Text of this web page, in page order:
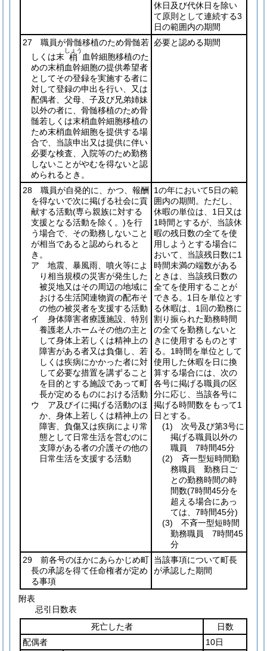
休日及び代休日を除い
て原則として連続する3
日の範囲内の期間
27 職員が骨髄移植のため骨髄若
しくは末 梢
しょう
血幹細胞移植のた
めの末梢血幹細胞の提供希望者
としてその登録を実施する者に
対して登録の申出を行い、又は
配偶者、父母、子及び兄弟姉妹
以外の者に、骨髄移植のため骨
髄若しくは末梢血幹細胞移植の
ため末梢血幹細胞を提供する場
合で、当該申出又は提供に伴い
必要な検査、入院等のため勤務
しないことがやむを得ないと認
められるとき。
必要と認める期間
28 職員が自発的に、かつ、報酬
を得ないで次に掲げる社会に貢
献する活動(専ら親族に対する
支援となる活動を除く。)を行
う場合で、その勤務しないこと
が相当であると認められると
き。
ア 地震、暴風雨、噴火等によ
り相当規模の災害が発生した
被災地又はその周辺の地域に
おける生活関連物資の配布そ
の他の被災者を支援する活動
イ 身体障害者療護施設、特別
養護老人ホームその他の主と
して身体上若しくは精神上の
障害がある者又は負傷し、若
しくは疾病にかかった者に対
して必要な措置を講ずること
を目的とする施設であって町
長が定めるものにおける活動
ウ ア及びイに掲げる活動のほ
か、身体上若しくは精神上の
障害、負傷又は疾病により常
態として日常生活を営むのに
支障がある者の介護その他の
日常生活を支援する活動
1の年において5日の範
囲内の期間。ただし、
休暇の単位は、1日又は
1時間とするが、当該休
暇の残日数の全てを使
用しようとする場合に
おいて、当該残日数に1
時間未満の端数がある
ときは、当該残日数の
全てを使用することが
できる。1日を単位とす
る休暇は、1回の勤務に
割り振られた勤務時間
の全てを勤務しないと
きに使用するものとす
る。1時間を単位として
使用した休暇を日に換
算する場合には、次の
各号に掲げる職員の区
分に応じ、当該各号に
掲げる時間数をもって1
日とする。
(1) 次号及び第3号に
掲げる職員以外の
職員 7時間45分
(2) 斉一型短時間勤
務職員 勤務日ご
との勤務時間の時
間数(7時間45分を
超える場合にあっ
ては、7時間45分)
(3) 不斉一型短時間
勤務職員 7時間45
分
29 前各号のほかにあらかじめ町
長の承認を得て任命権者が定め
る事項
当該事項について町長
が承認した期間
附表
忌引日数表
死亡した者
日数
配偶者
10日